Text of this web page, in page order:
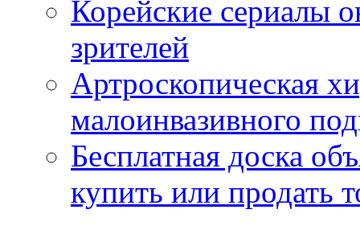
Корейские сериалы
зрителей
Артроскопическая
малоинвазивного
Бесплатная доска
купить или продать